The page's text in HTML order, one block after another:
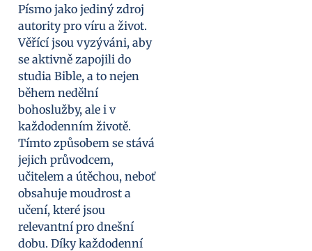
Písmo jako jediný zdroj
autority pro víru a život.
Věřící jsou vyzýváni, aby
se aktivně zapojili do
studia Bible, a to nejen
během nedělní
bohoslužby, ale i v
každodenním životě.
Tímto způsobem se stává
jejich průvodcem,
učitelem a útěchou, neboť
obsahuje moudrost a
učení, které jsou
relevantní pro dnešní
dobu. Díky každodenní